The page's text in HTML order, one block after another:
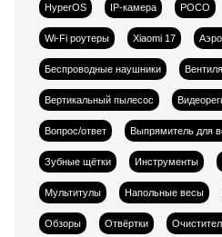
HyperOS IP-камера POCO
Wi-Fi роутеры Xiaomi 17
Беспроводные наушники
Вертикальный пылесос
Вопрос/ответ Выпрямитель для
Зубные щётки Инструменты
Мультитулы Напольные весы
Обзоры Отвёртки